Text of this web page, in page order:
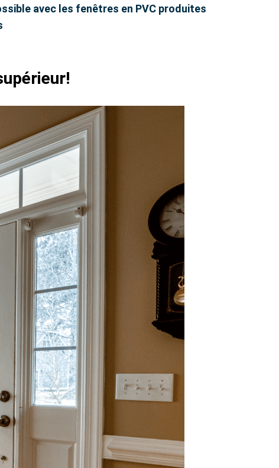
avec les fenêtres en PVC produites